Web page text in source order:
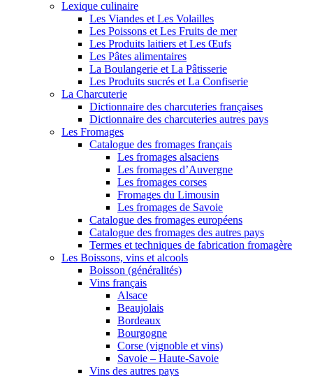
Lexique culinaire
Les Viandes et Les Volailles
Les Poissons et Les Fruits de mer
Les Produits laitiers et Les Œufs
Les Pâtes alimentaires
La Boulangerie et La Pâtisserie
Les Produits sucrés et La Confiserie
La Charcuterie
Dictionnaire des charcuteries françaises
Dictionnaire des charcuteries autres pays
Les Fromages
Catalogue des fromages français
Les fromages alsaciens
Les fromages d’Auvergne
Les fromages corses
Fromages du Limousin
Les fromages de Savoie
Catalogue des fromages européens
Catalogue des fromages des autres pays
Termes et techniques de fabrication fromagère
Les Boissons, vins et alcools
Boisson (généralités)
Vins français
Alsace
Beaujolais
Bordeaux
Bourgogne
Corse (vignoble et vins)
Savoie – Haute-Savoie
Vins des autres pays